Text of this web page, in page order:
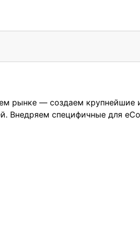
рынке — создаем крупнейшие
Внедряем специфичные для